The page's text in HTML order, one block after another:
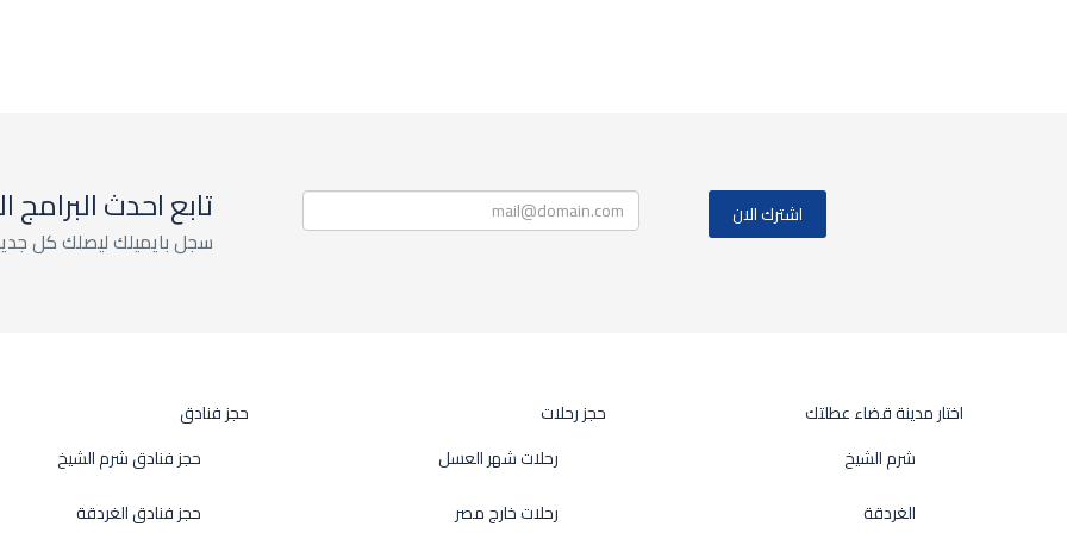
تابع احدث البرامج
سجل بايميلك ليصلك كل
حجز فنادق
حجز فنادق شرم الشيخ
حجز فنادق الغردقة
حجز رحلات
رحلات شهر العسل
رحلات خارج مصر
اختار مدينة قضاء عطلتك
شرم الشيخ
الغردقة